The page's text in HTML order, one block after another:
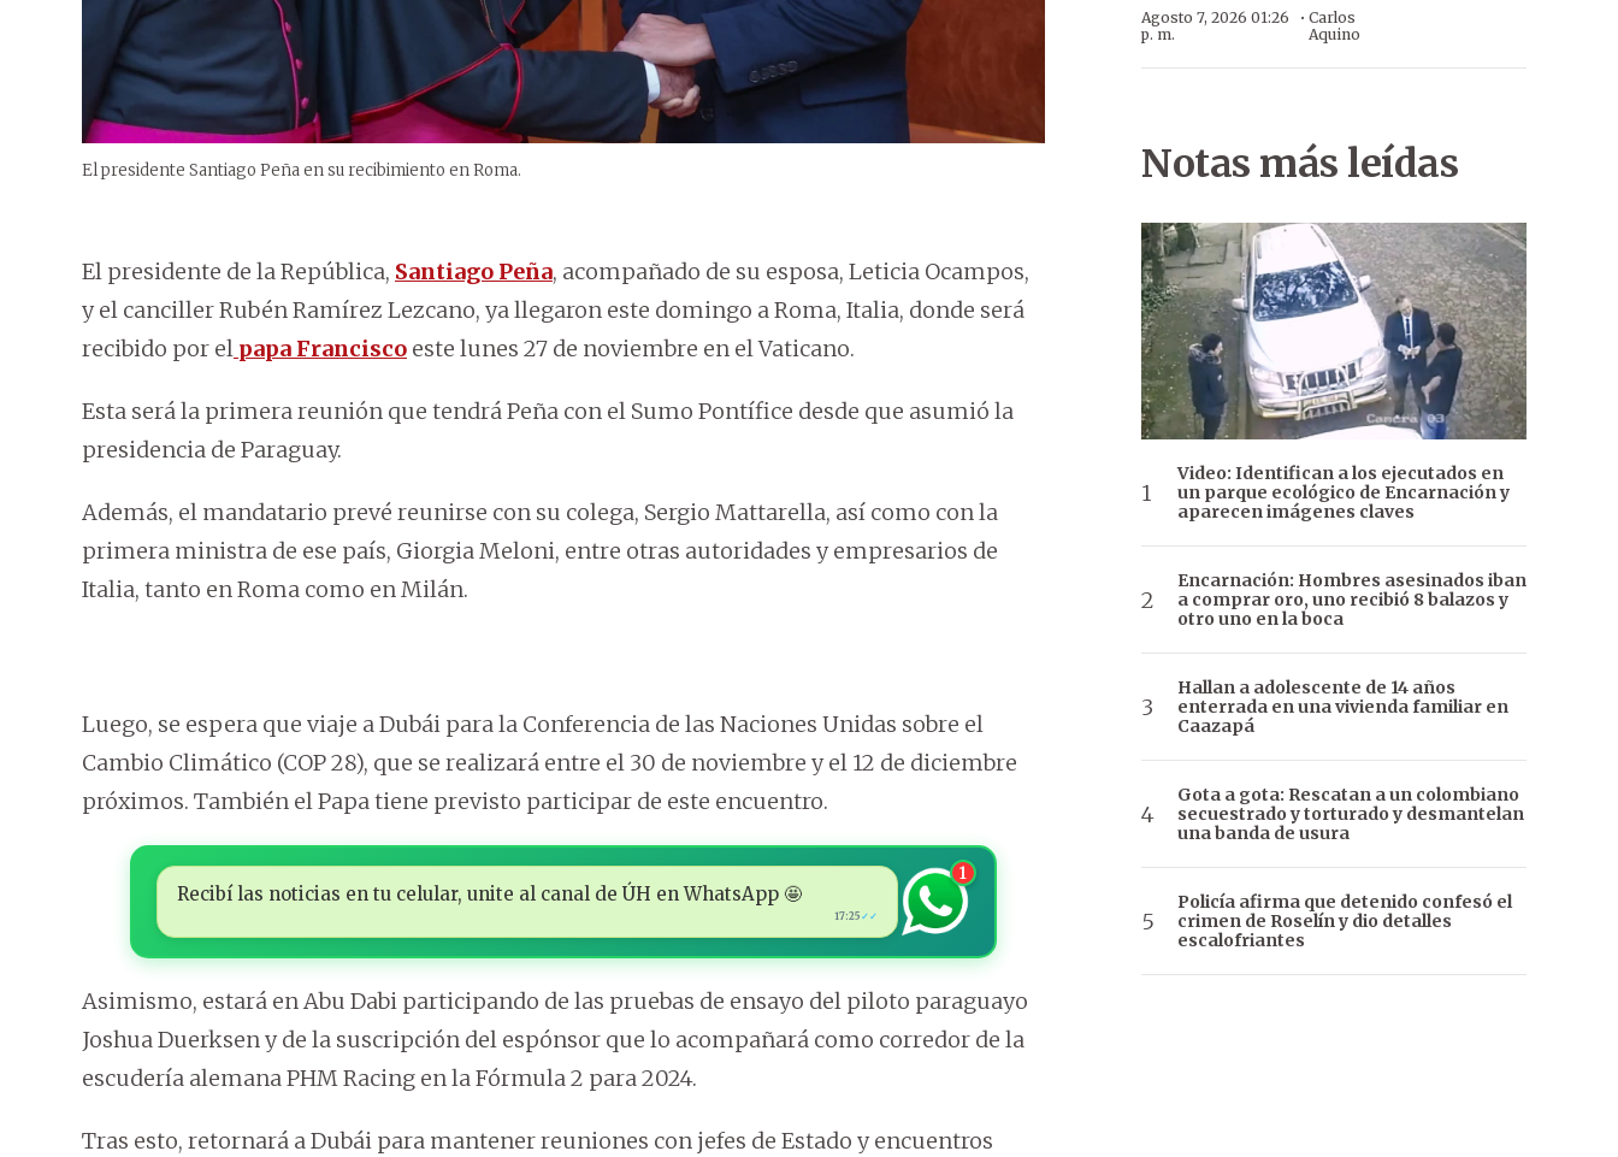
El presidente Santiago Peña en su recibimiento en Roma.
El presidente de la República, Santiago Peña, acompañado de su esposa, Leticia Ocampos,
y el canciller Rubén Ramírez Lezcano, ya llegaron este domingo a Roma, Italia, donde será
recibido por el papa Francisco este lunes 27 de noviembre en el Vaticano.
Esta será la primera reunión que tendrá Peña con el Sumo Pontífice desde que asumió la
presidencia de Paraguay.
Además, el mandatario prevé reunirse con su colega, Sergio Mattarella, así como con la
primera ministra de ese país, Giorgia Meloni, entre otras autoridades y empresarios de
Italia, tanto en Roma como en Milán.
Luego, se espera que viaje a Dubái para la Conferencia de las Naciones Unidas sobre el
Cambio Climático (COP 28), que se realizará entre el 30 de noviembre y el 12 de diciembre
próximos. También el Papa tiene previsto participar de este encuentro.
Recibí las noticias en tu celular, unite al canal de ÚH en WhatsApp 🤩
17:25 ✓✓
1
Asimismo, estará en Abu Dabi participando de las pruebas de ensayo del piloto paraguayo
Joshua Duerksen y de la suscripción del espónsor que lo acompañará como corredor de la
escudería alemana PHM Racing en la Fórmula 2 para 2024.
Tras esto, retornará a Dubái para mantener reuniones con jefes de Estado y encuentros
Agosto 7, 2026 01:26
p. m.
· Carlos
Aquino
Notas más leídas
Video: Identifican a los ejecutados en
un parque ecológico de Encarnación y
aparecen imágenes claves
Encarnación: Hombres asesinados iban
a comprar oro, uno recibió 8 balazos y
otro uno en la boca
Hallan a adolescente de 14 años
enterrada en una vivienda familiar en
Caazapá
Gota a gota: Rescatan a un colombiano
secuestrado y torturado y desmantelan
una banda de usura
Policía afirma que detenido confesó el
crimen de Roselín y dio detalles
escalofriantes